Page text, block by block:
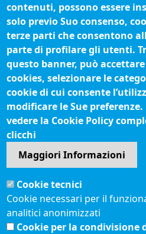
Siti tematici
Biblioteca camerale
Fatturazione elettronica
IBAN pagamenti alla CCIAA
Questionari soddisfazione
Seguici su
Sito web
Accesso riservato
Mappa del sito
Redazione
contenuti, possono essere
solo previo Suo consenso,
terze parti che consentono
parte di profilare gli utenti.
questo banner, può
cookies, selezionare le
cookie di cui consente
modificare le Sue preferenze.
vedere la Cookie Policy
clicchi
Maggiori Informazioni
Cookie tecnici
Cookie necessari per il
analitici anonimizzati
Cookie per la